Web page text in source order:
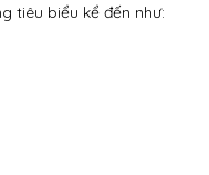
tiêu biểu kể đến như: